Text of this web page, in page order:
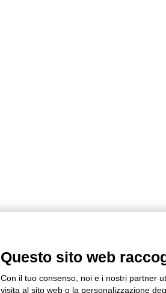
Questo sito web
Con il tuo consenso, noi e i nostri partner
visita al sito web o la personalizzazione